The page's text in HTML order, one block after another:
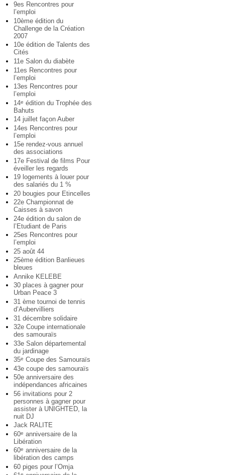
9es Rencontres pour
l’emploi
10ème édition du
Challenge de la Création
2007
10e édition de Talents des
Cités
11e Salon du diabète
11es Rencontres pour
l’emploi
13es Rencontres pour
l’emploi
14e édition du Trophée des
Bahuts
14 juillet façon Auber
14es Rencontres pour
l’emploi
15e rendez-vous annuel
des associations
17e Festival de films Pour
éveiller les regards
19 logements à louer pour
des salariés du 1 %
20 bougies pour Etincelles
22e Championnat de
Caisses à savon
24e édition du salon de
l’Etudiant de Paris
25es Rencontres pour
l’emploi
25 août 44
25ème édition Banlieues
bleues
Annike KELEBE
30 places à gagner pour
Urban Peace 3
31 ème tournoi de tennis
d’Aubervilliers
31 décembre solidaire
32e Coupe internationale
des samouraïs
33e Salon départemental
du jardinage
35e Coupe des Samouraïs
43e coupe des samouraïs
50e anniversaire des
indépendances africaines
56 invitations pour 2
personnes à gagner pour
assister à UNIGHTED, la
nuit DJ
Jack RALITE
60e anniversaire de la
Libération
60e anniversaire de la
libération des camps
60 piges pour l’Omja